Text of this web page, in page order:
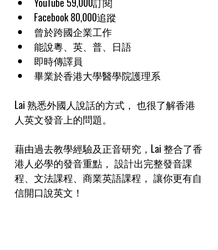
Facebook 80,000追蹤
曾於跨國企業工作
能說粵、英、普、日語
即時傳譯員
畢業於香港大學醫學院護理系
Lai 熟悉外國人說話的方式， 也很了解香港
人英文發音上的問題。
藉由過去教學經驗及正音研究，Lai 整合了香
港人必學的發音重點， 設計出完整發音課
程、文法課程、商業英語課程， 讓你更有自
信開口說英文！